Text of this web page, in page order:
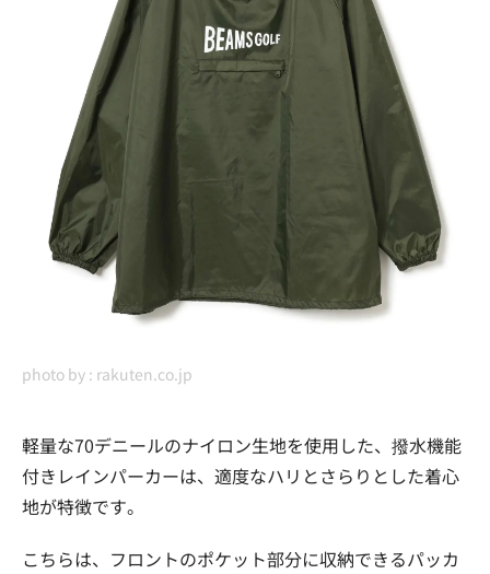
photo by : rakuten.co.jp
軽量な70デニールのナイロン生地を使用した、撥水機能
付きレインパーカーは、適度なハリとさらりとした着心
地が特徴です。
こちらは、フロントのポケット部分に収納できるパッカ